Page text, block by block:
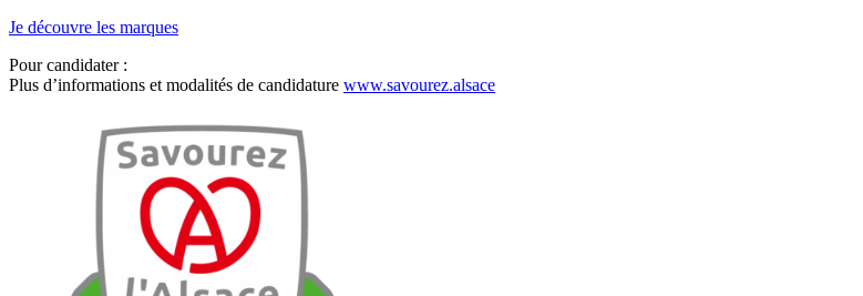
Je découvre les marques
Pour candidater :
Plus d’informations et modalités de candidature www.savourez.alsace